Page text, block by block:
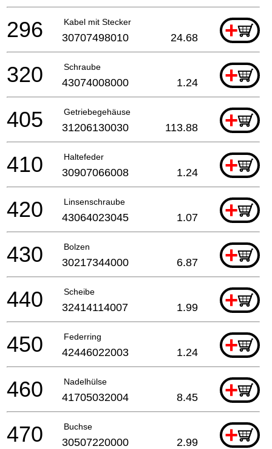
Kabel mit Stecker +
296 30707498010 24.68
Schraube +
320 43074008000 1.24
Getriebegehäuse +
405 31206130030 113.88
Haltefeder +
410 30907066008 1.24
Linsenschraube +
420 43064023045 1.07
Bolzen +
430 30217344000 6.87
Scheibe +
440 32414114007 1.99
Federring +
450 42446022003 1.24
Nadelhülse +
460 41705032004 8.45
Buchse +
470 30507220000 2.99